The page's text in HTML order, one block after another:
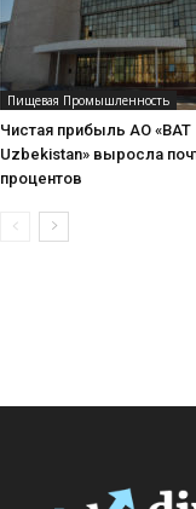
Пищевая Промышленность
Чистая прибыль АО «BAT
Uzbekistan» выросла
процентов